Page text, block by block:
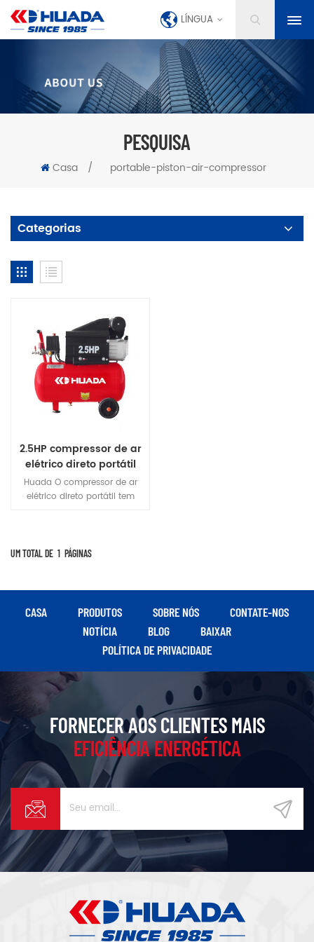
LÍNGUA
PESQUISA
Casa / portable-piston-air-compressor
Categorias
2.5HP compressor de ar
elétrico direto portátil
Huada O compressor de ar
elétrico direto portátil tem
desempenho estável,
de acordo com a demanda
de ar do trabalho e diferentes
modelos podem ser
selecionados.
UM TOTAL DE 1 PÁGINAS
CASA PRODUTOS SOBRE NÓS
CONTATE-NOS
NOTÍCIA
BLOG
BAIXAR
POLÍTICA DE PRIVACIDADE
FORNECER AOS CLIENTES MAIS
EFICIÊNCIA ENERGÉTICA